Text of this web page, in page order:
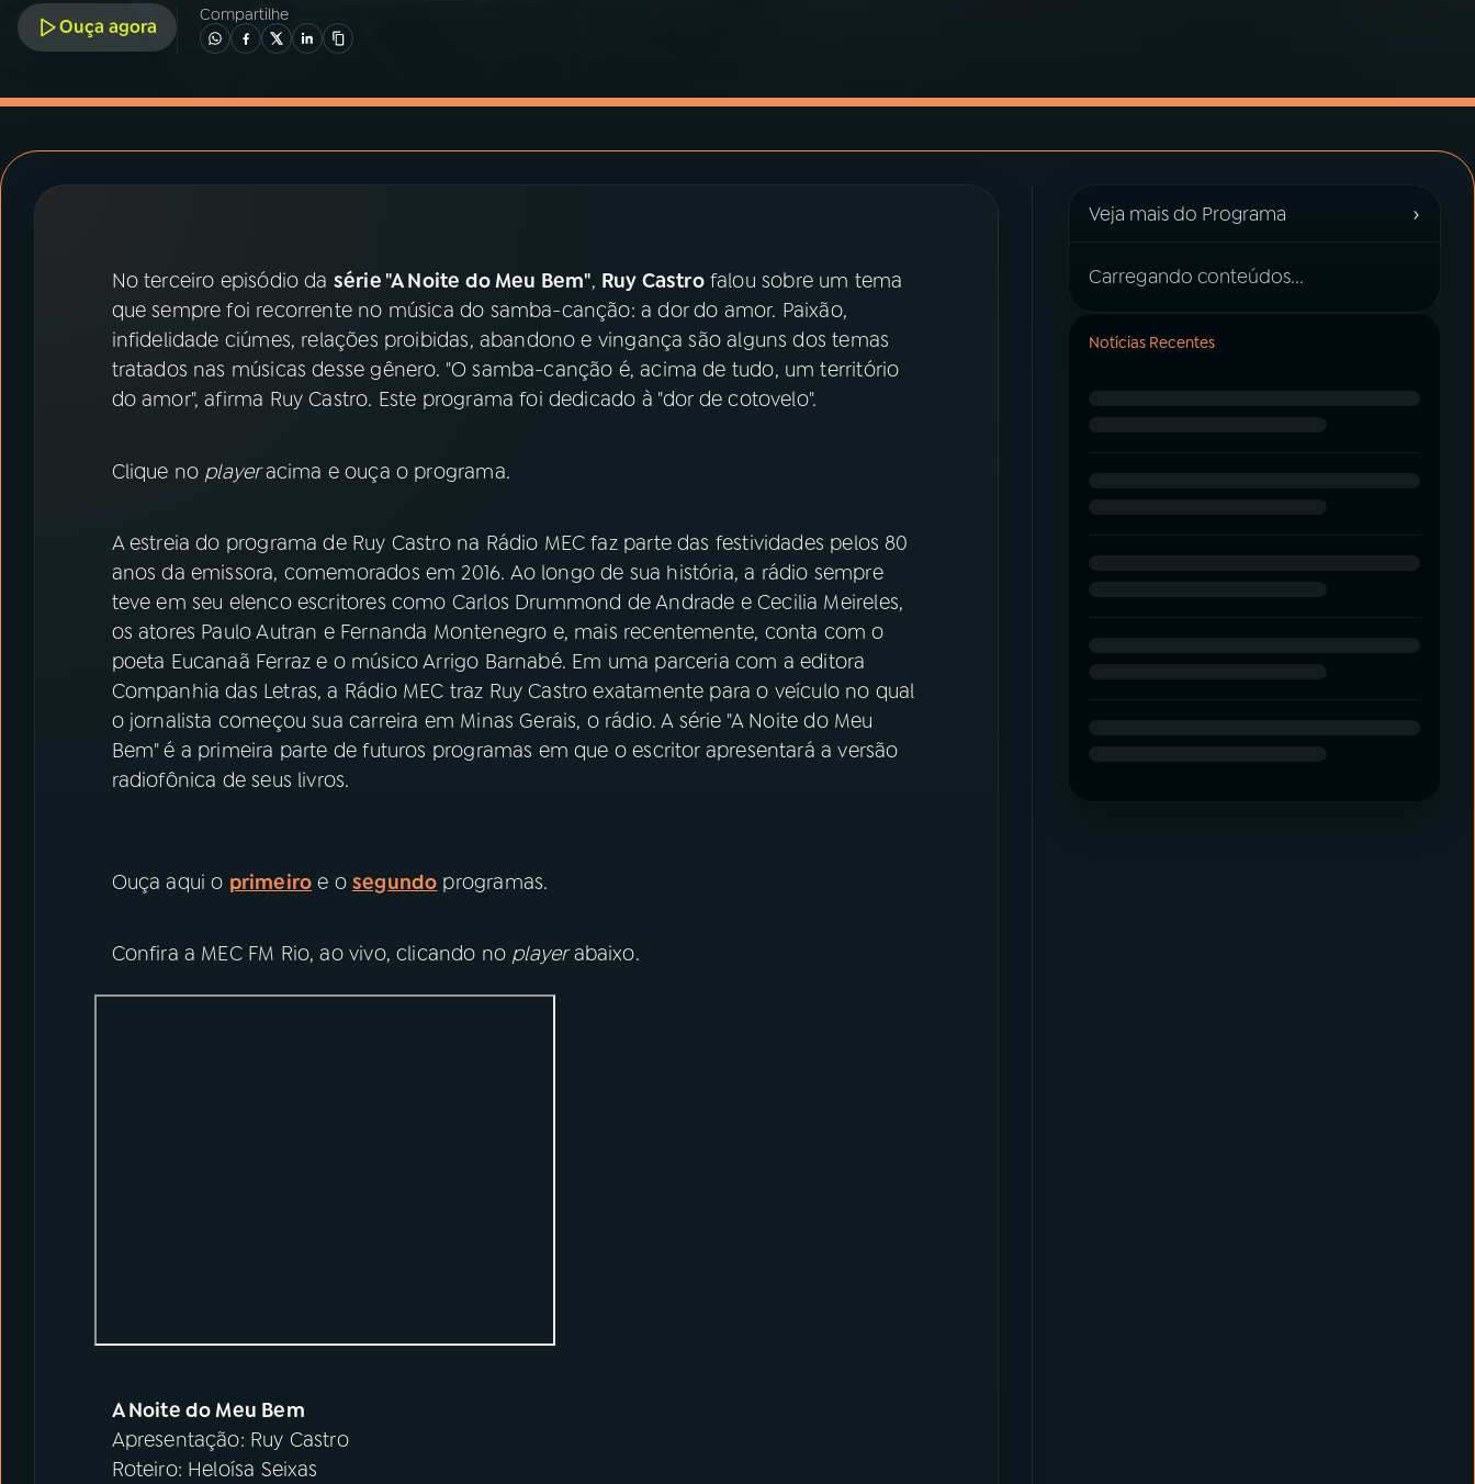
PROGRAMAS
PRÊMIO RÁDIO MEC
ACOMPANHE A RÁDIO MEC
Ouça agora
Compartilhe
No terceiro episódio da série "A Noite do Meu Bem", Ruy Castrofalou sobre um tema
que sempre foi recorrente no música do samba-canção: a dor do amor. Paixão,
infidelidade ciúmes, relações proibidas, abandono e vingança são alguns dos temas
tratados nas músicas desse gênero. "O samba-canção é, acima de tudo, um território
do amor", afirma Ruy Castro. Este programa foi dedicado à "dor de cotovelo".
Clique no playeracima e ouça o programa.
A estreia do programa de Ruy Castro na Rádio MEC faz parte das festividades pelos 80
anos da emissora, comemorados em 2016. Ao longo de sua história, a rádio sempre
teve em seu elenco escritores como Carlos Drummond de Andrade e Cecilia Meireles,
os atores Paulo Autran e Fernanda Montenegro e, mais recentemente, conta com o
poeta Eucanaã Ferraz e o músico Arrigo Barnabé. Em uma parceria com a editora
Companhia das Letras, a Rádio MEC traz Ruy Castro exatamente para o veículo no qual
o jornalista começou sua carreira em Minas Gerais, o rádio. A série "A Noite do Meu
Bem" é a primeira parte de futuros programas em que o escritor apresentará a versão
radiofônica de seus livros.
Ouça aqui o primeiro e osegundo programas.
Confira a MEC FM Rio, ao vivo, clicando no playerabaixo.
A Noite do Meu Bem
Apresentação: Ruy Castro
Roteiro: Heloísa Seixas
Veja mais do Programa ›
Carregando conteúdos...
Notícias Recentes